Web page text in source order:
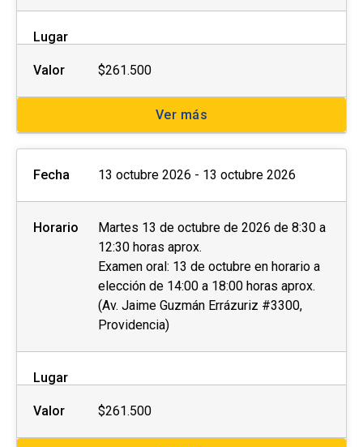
Lugar
Valor $261.500
Ver más
Fecha 13 octubre 2026 - 13 octubre 2026
Horario
Martes 13 de octubre de 2026 de 8:30 a
12:30 horas aprox.
Examen oral: 13 de octubre en horario a
elección de 14:00 a 18:00 horas aprox.
(Av. Jaime Guzmán Errázuriz #3300,
Providencia)
Lugar
Valor $261.500